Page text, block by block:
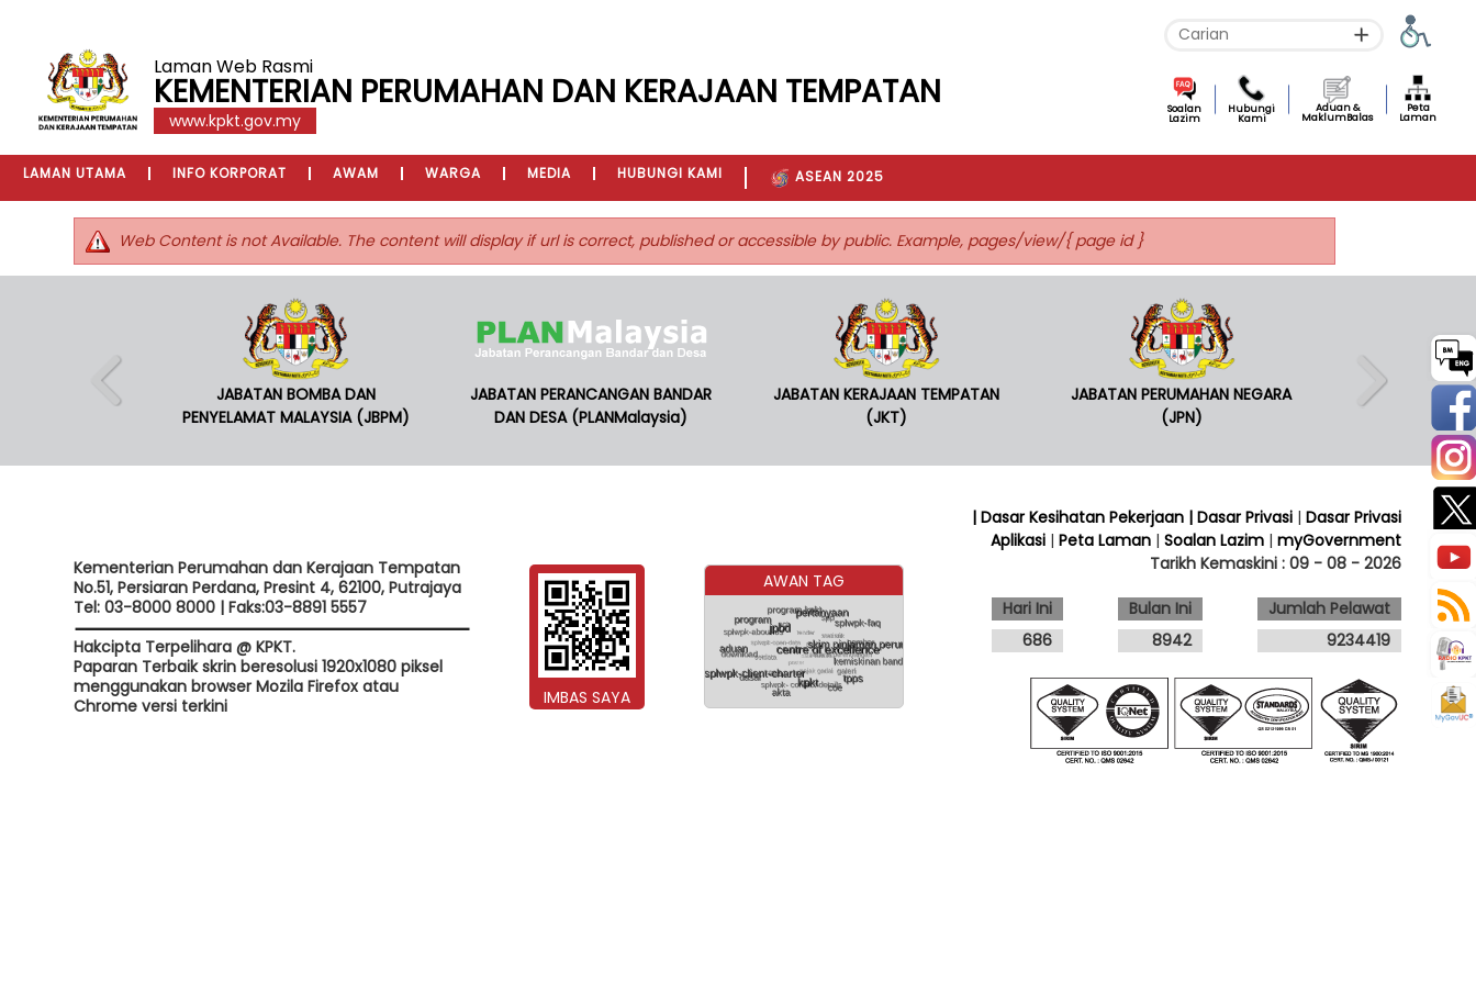
Laman Web Rasmi
KEMENTERIAN PERUMAHAN DAN KERAJAAN TEMPATAN
www.kpkt.gov.my
Soalan
Lazim
Hubungi
Kami
Aduan &
MaklumBalas
Peta
Laman
LAMAN UTAMA INFO KORPORAT AWAM WARGA MEDIA HUBUNGI KAMI ASEAN 2025
Web Content is not Available. The content will display if url is correct, published or accessible by public. Example, pages/view/{ page id }
JABATAN BOMBA DAN
PENYELAMAT MALAYSIA (JBPM)
JABATAN PERANCANGAN BANDAR
DAN DESA (PLANMalaysia)
JABATAN KERAJAAN TEMPATAN
(JKT)
JABATAN PERUMAHAN NEGARA
(JPN)
Kementerian Perumahan dan Kerajaan Tempatan
No.51, Persiaran Perdana, Presint 4, 62100, Putrajaya
Tel: 03-8000 8000 | Faks:03-8891 5557
Hakcipta Terpelihara @ KPKT.
Paparan Terbaik skrin beresolusi 1920x1080 piksel
menggunakan browser Mozila Firefox atau
Chrome versi terkini
IMBAS SAYA
AWAN TAG
| Dasar Kesihatan Pekerjaan | Dasar Privasi |Dasar Privasi
Aplikasi |Peta Laman |Soalan Lazim |myGovernment
Tarikh Kemaskini :09 - 08 - 2026
Hari Ini
686
Bulan Ini
8942
Jumlah Pelawat
9234419